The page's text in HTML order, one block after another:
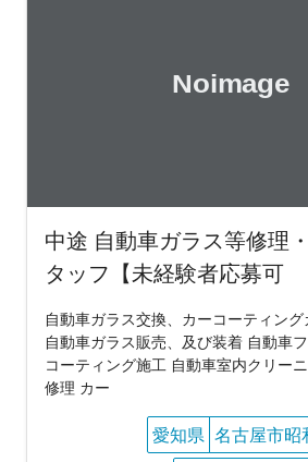
中途 自動車ガラス等修理
タッフ【未経験者応募可
自動車ガラス交換、カーコーティン
自動車ガラス販売、及び装着 自動車
コーティング施工 自動車室内クリー
修理 カー
愛知県 名古屋市昭